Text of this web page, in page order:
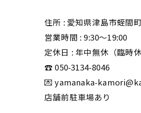
住所 : 愛知県津島市蛭間
営業時間 : 9:30〜19:00
定休日 : 年中無休（臨時休
☎️ 050-3134-8046
💌 yamanaka-
店舗前駐車場あり